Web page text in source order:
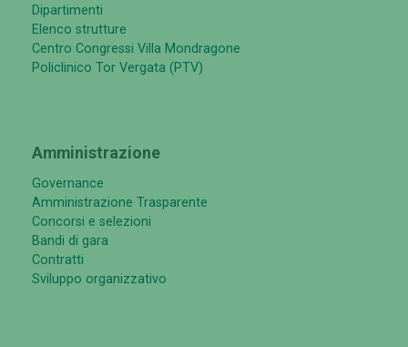
Dipartimenti
Elenco strutture
Centro Congressi Villa Mondragone
Policlinico Tor Vergata (PTV)
Amministrazione
Governance
Amministrazione Trasparente
Concorsi e selezioni
Bandi di gara
Contratti
Sviluppo organizzativo